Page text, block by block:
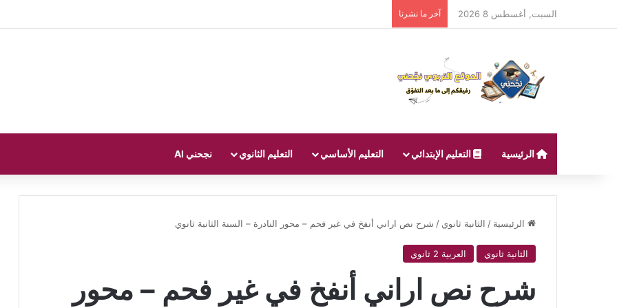
السبت, أغسطس 8 2026 آخر ما نشرنا
الرئيسية التعليم الإبتدائي التعليم الأساسي التعليم الثانوي نجحني AI
الرئيسية / الثانية ثانوي / شرح نص اراني أنفخ في غير فحم – محور النادرة – السنة الثانية ثانوي
الثانية ثانوي العربية 2 ثانوي
شرح نص اراني أنفخ في غير فحم – محور